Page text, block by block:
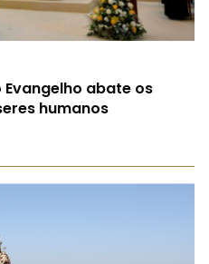
Evangelho abate os
humanos